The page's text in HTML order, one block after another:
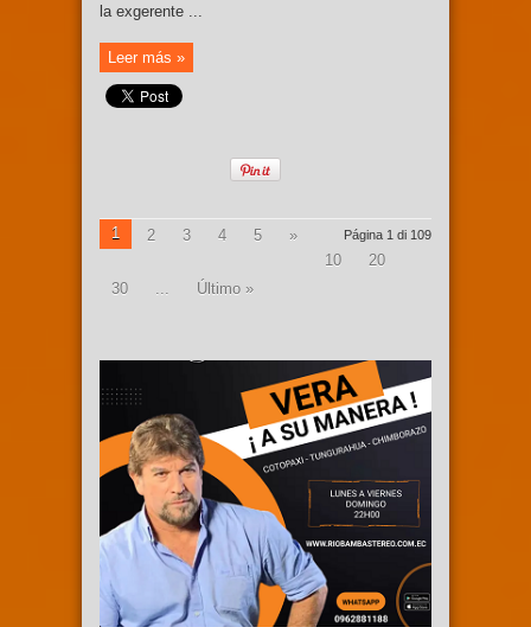
la exgerente ...
Leer más »
Página 1 di 109
1 2 3 4 5
»
10
20
30
... Último »